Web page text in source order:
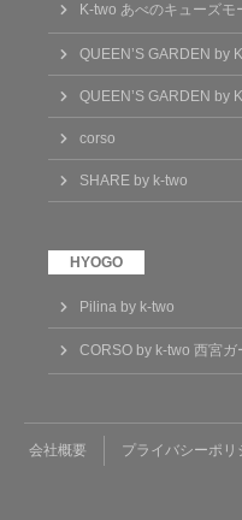
K-two あべのキューズモ
QUEEN’S GARDEN by
QUEEN’S GARDEN by
corso
SHARE by k-two
Pilina by k-two
CORSO by k-two 西宮ガ
会社概要 プライバシーポリ